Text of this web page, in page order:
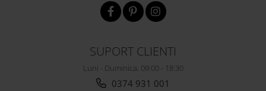
SUPORT CLIENTI
Luni - Duminica, 09:00 - 18:30
0374 931 001